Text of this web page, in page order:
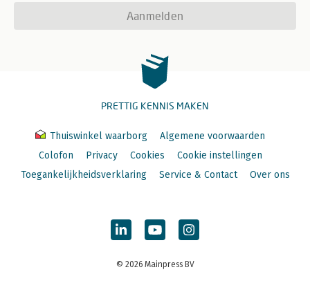
Aanmelden
PRETTIG KENNIS MAKEN
Thuiswinkel waarborg
Algemene voorwaarden
Colofon
Privacy Cookies
Cookie instellingen
Toegankelijkheidsverklaring
Service & Contact Over ons
© 2026 Mainpress BV